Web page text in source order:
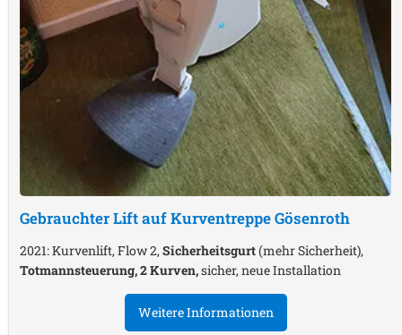
Gebrauchter Lift auf KurventreppeGösenroth
2021: Kurvenlift, Flow 2, Sicherheitsgurt(mehr Sicherheit),
Totmannsteuerung, 2 Kurven,sicher, neue Installation
Weitere Informationen